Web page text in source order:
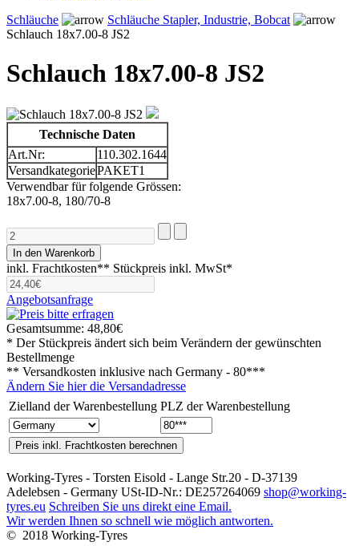
Schläuche
Schläuche Stapler, Industrie, Bobcat
Schlauch 18x7.00-8 JS2
Schlauch 18x7.00-8 JS2
Technische Daten
Art.Nr:
110.302.1644
VersandkategoriePAKET1
Verwendbar für folgende Grössen:
18x7.00-8, 180/70-8
inkl. Frachtkosten** Stückpreis inkl. MwSt*
Angebotsanfrage
Gesamtsumme: 48,80€
* Der Stückpreis ändert sich beim Verändern der gewünschten
Bestellmenge
** Versandkosten inklusive nach Germany - 80***
Ändern Sie hier die Versandadresse
Zielland der Warenbestellung PLZ der Warenbestellung
Working-Tyres - Torsten Eisold - Lange Str.20 - D-37139
Adelebsen - Germany USt-ID-Nr.: DE257264069 shop@working-
tyres.eu Schreiben Sie uns direkt eine Email.
Wir werden Ihnen so schnell wie möglich antworten.
© 2018 Working-Tyres